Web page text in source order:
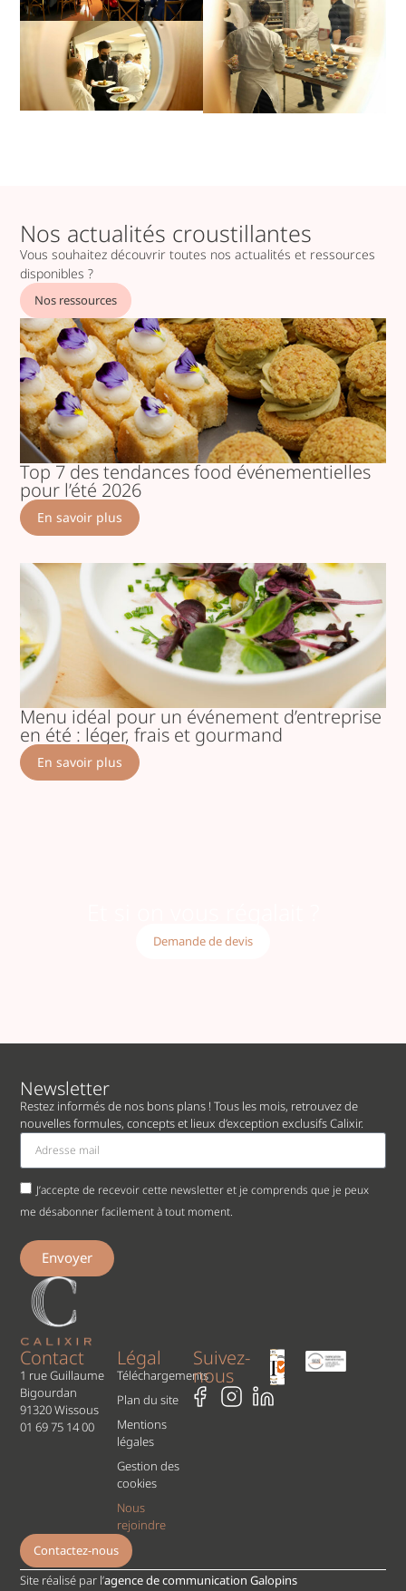
Nos actualités croustillantes
Vous souhaitez découvrir toutes nos actualités et ressources
disponibles ?
Nos ressources
Top 7 des tendances food événementielles
pour l’été 2026
En savoir plus
Menu idéal pour un événement d’entreprise
en été : léger, frais et gourmand
En savoir plus
Demande de devis
Contact
1 rue Guillaume
Bigourdan
91320 Wissous
01 69 75 14 00
Légal
Téléchargements
Plan du site
Mentions
légales
Gestion des
cookies
Nous
rejoindre
Suivez-
nous
Contactez-nous
Site réalisé par l’agence de communication Galopins
Newsletter
Restez informés de nos bons plans ! Tous les mois, retrouvez de
nouvelles formules, concepts et lieux d’exception exclusifs Calixir.
J’accepte de recevoir cette newsletter et je comprends que je peux
me désabonner facilement à tout moment.
Envoyer